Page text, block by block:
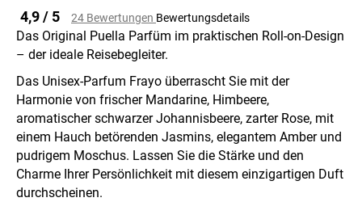
Die
durchschnittliche
Produktbewertung
ist
0,0
5
Sternen.
4,9 / 5 24 Bewertungen Bewertungsdetails
Das Original Puella Parfüm im praktischen Roll-on-Design
– der ideale Reisebegleiter.
Das Unisex-Parfum Frayo überrascht Sie mit der
Harmonie von frischer Mandarine, Himbeere,
aromatischer schwarzer Johannisbeere, zarter Rose, mit
einem Hauch betörenden Jasmins, elegantem Amber und
pudrigem Moschus. Lassen Sie die Stärke und den
Charme Ihrer Persönlichkeit mit diesem einzigartigen Duft
durchscheinen.
r
e
m
f
e
h
l
e
n